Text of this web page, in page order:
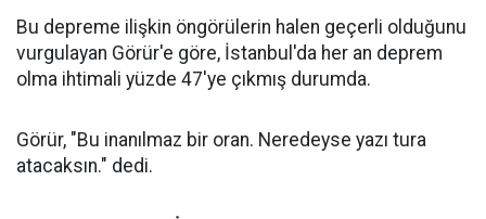
Bu depreme ilişkin öngörülerin halen geçerli olduğunu
vurgulayan Görür'e göre, İstanbul'da her an deprem
olma ihtimali yüzde 47'ye çıkmış durumda.
Görür, "Bu inanılmaz bir oran. Neredeyse yazı tura
atacaksın." dedi.